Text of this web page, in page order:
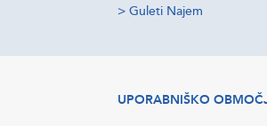
> Guleti Najem
UPORABNIŠKO